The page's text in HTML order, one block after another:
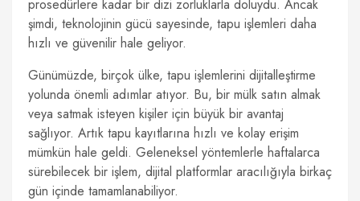
prosedürlere kadar bir dizi zorluklarla doluydu. Ancak
şimdi, teknolojinin gücü sayesinde, tapu işlemleri daha
hızlı ve güvenilir hale geliyor.
Günümüzde, birçok ülke, tapu işlemlerini dijitalleştirme
yolunda önemli adımlar atıyor. Bu, bir mülk satın almak
veya satmak isteyen kişiler için büyük bir avantaj
sağlıyor. Artık tapu kayıtlarına hızlı ve kolay erişim
mümkün hale geldi. Geleneksel yöntemlerle haftalarca
sürebilecek bir işlem, dijital platformlar aracılığıyla birkaç
gün içinde tamamlanabiliyor.